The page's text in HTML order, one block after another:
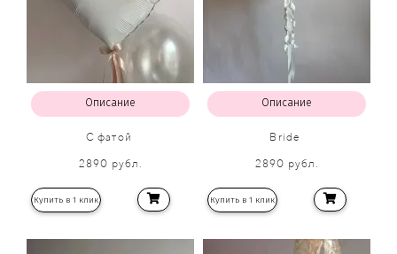
Описание
С фатой
2890 рубл.
Купить в 1 клик
Описание
Bride
2890 рубл.
Купить в 1 клик